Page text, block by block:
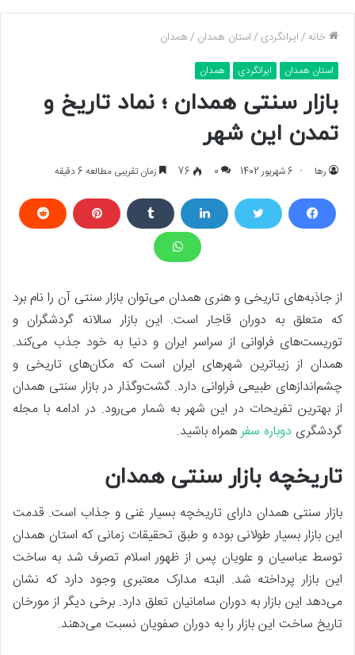
خانه /ایرانگردی /استان همدان /همدان
استان همدان ایرانگردی همدان
بازار سنتی همدان ؛ نماد تاریخ و
تمدن این شهر
رها 6 شهریور 1402 0
76 زمان تقریبی مطالعه 6 دقیقه
از جاذبه‌های تاریخی و هنری همدان می‌توان بازار سنتی آن را نام برد
که متعلق به دوران قاجار است. این بازار سالانه گردشگران و
توریست‌های فراوانی از سراسر ایران و دنیا به خود جذب می‌کند.
همدان از زیباترین شهرهای ایران است که مکان‌های تاریخی و
چشم‌اندازهای طبیعی فراوانی دارد. گشت‌وگذار در بازار سنتی همدان
از بهترین تفریحات در این شهر به شمار می‌رود. در ادامه با مجله
گردشگری دوباره سفرهمراه باشید.
تاریخچه بازار سنتی همدان
بازار سنتی همدان دارای تاریخچه بسیار غنی و جذاب است. قدمت
این بازار بسیار طولانی بوده و طبق تحقیقات زمانی که استان همدان
توسط عباسیان و علویان پس از ظهور اسلام تصرف شد به ساخت
این بازار پرداخته شد. البته مدارک معتبری وجود دارد که نشان
می‌دهد این بازار به دوران سامانیان تعلق دارد. برخی دیگر از مورخان
تاریخ ساخت این بازار را به دوران صفویان نسبت می‌دهند.